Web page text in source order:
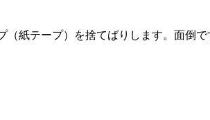
紙テープ）を捨てばりします。面倒